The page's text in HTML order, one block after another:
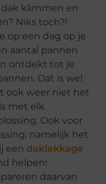
klimmen en
Niks toch?!
op een dag op je
aantal pannen
ontdekt tot je
Dat is wel
ook weer niet het
met elk
Ook voor
namelijk het
eendaklekkage
helpen!
daarvan